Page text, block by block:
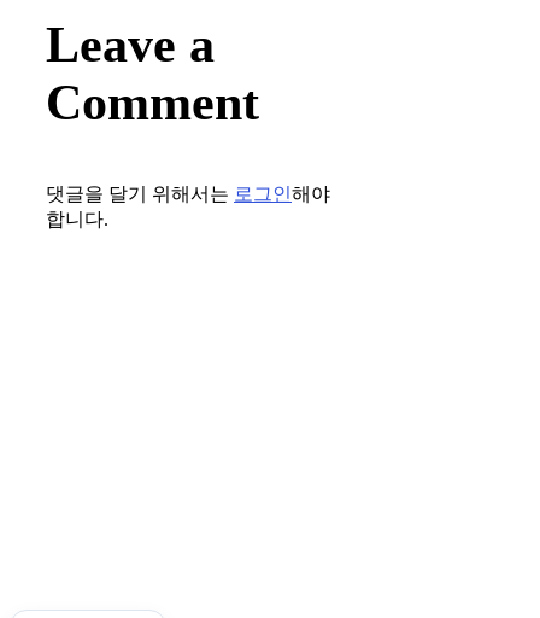
Leave a
Comment
댓글을 달기 위해서는 로그인해야
합니다.